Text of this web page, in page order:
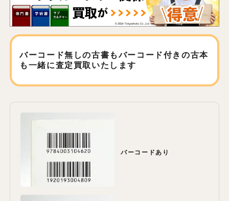
バーコード無しの古書もバーコード付きの古本
も 一緒に査定買取いたします
バーコードあり